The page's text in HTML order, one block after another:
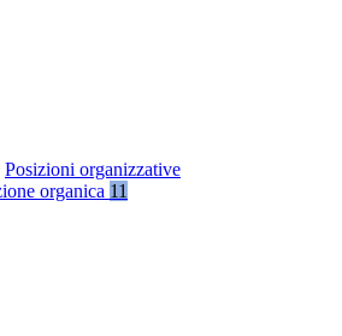
Posizioni organizzative
organica 11